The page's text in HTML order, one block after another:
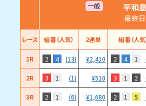
一般 平和
最終日
レース 組番（人気） 2連単 組番（人気
1R 2 4 (13) ¥2,410 2 4 1
2R 3 1 (1) ¥510 3 1 2
3R 2 1 (6) ¥1,680 2 1 5